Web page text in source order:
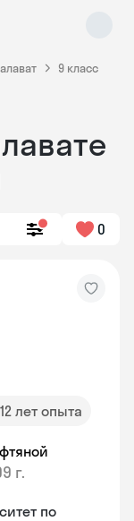
9 класс
0
12 лет опыта
г.
по